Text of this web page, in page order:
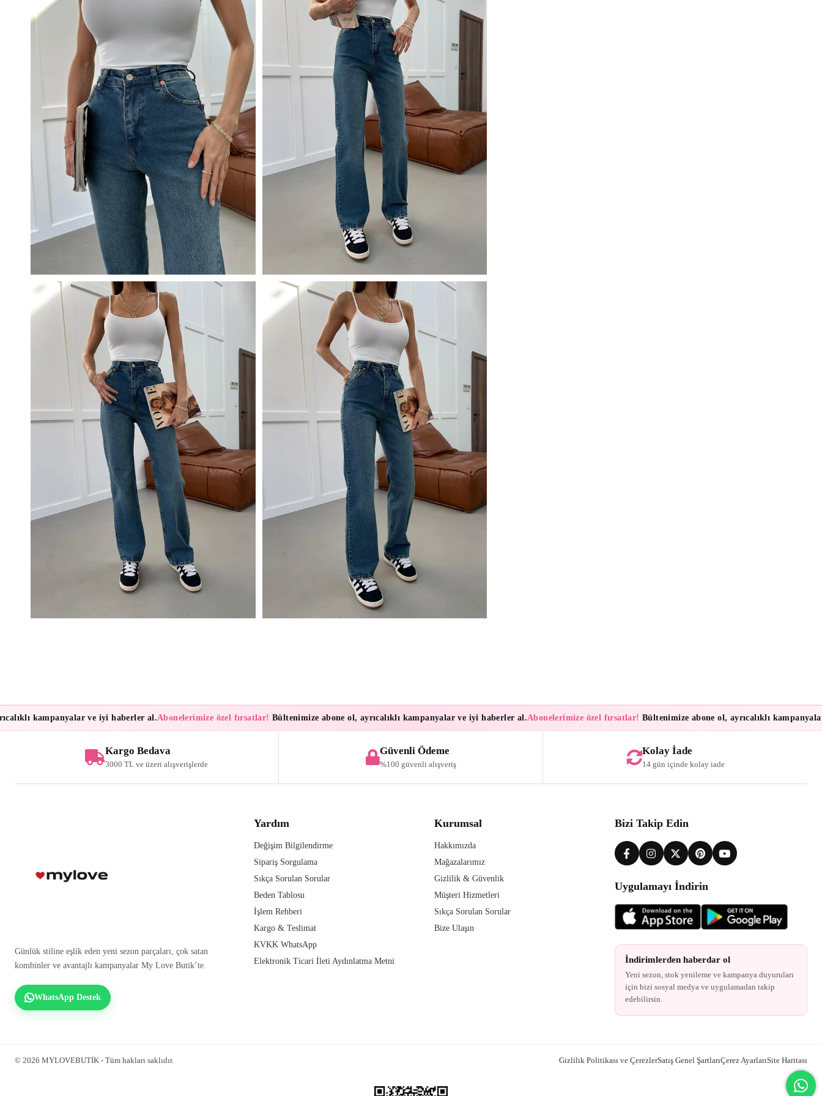
kampanyalar ve iyi haberler al.Abonelerimize özel fırsatlar!Bültenimize abone ol, ayrıcalıklı kampanyalar ve iyi haberler al.Abonelerimize özel fırsatlar!Bültenimize abone ol, ayrıcalıklı kampanyalar
Kargo Bedava
3000 TL ve üzeri alışverişlerde
Güvenli Ödeme
%100 güvenli alışveriş
Kolay İade
14 gün içinde kolay iade
Günlük stiline eşlik eden yeni sezon parçaları, çok satan
kombinler ve avantajlı kampanyalar My Love Butik’te.
WhatsApp Destek
Yardım
Değişim Bilgilendirme
Sipariş Sorgulama
Sıkça Sorulan Sorular
Beden Tablosu
İşlem Rehberi
Kargo & Teslimat
KVKK WhatsApp
Elektronik Ticari İleti Aydınlatma Metni
Kurumsal
Hakkımızda
Mağazalarımız
Gizlilik & Güvenlik
Müşteri Hizmetleri
Sıkça Sorulan Sorular
Bize Ulaşın
Bizi Takip Edin
Uygulamayı İndirin
İndirimlerden haberdar ol
Yeni sezon, stok yenileme ve kampanya duyuruları
için bizi sosyal medya ve uygulamadan takip
edebilirsin.
© 2026 MYLOVEBUTİK - Tüm hakları saklıdır. Gizlilik Politikası ve ÇerezlerSatış Genel ŞartlarıÇerez AyarlarıSite Haritası